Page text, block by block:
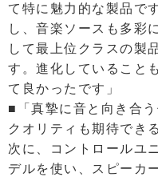
て特に魅力的な製品で
し、音楽ソースも多彩
して最上位クラスの製
す。進化していること
て良かったです」
■「真摯に音と向き合
クオリティも期待できる
次に、コントロールユ
デルを使い、スピーカ